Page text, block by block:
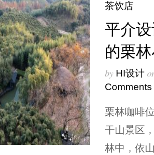
茶饮店
平介
的栗
by HI设计
Comments
栗林咖啡
干山景区
林中，依